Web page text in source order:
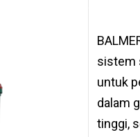
sistem
untuk
dalam
tinggi,